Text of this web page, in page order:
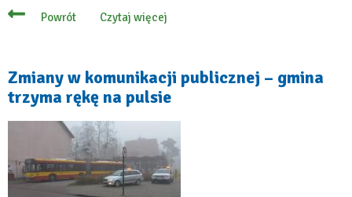
Powrót Czytaj więcej
o
nowymi
przystankami
w
i
Baniosze
Zmiany w komunikacji publicznej – gmina
trzyma rękę na pulsie